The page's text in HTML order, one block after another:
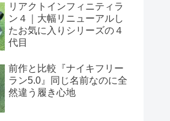
リアクトインフィニティラ
ン４｜大幅リニューアルし
たお気に入りシリーズの４
代目
前作と比較『ナイキフリー
ラン5.0』同じ名前なのに全
然違う履き心地